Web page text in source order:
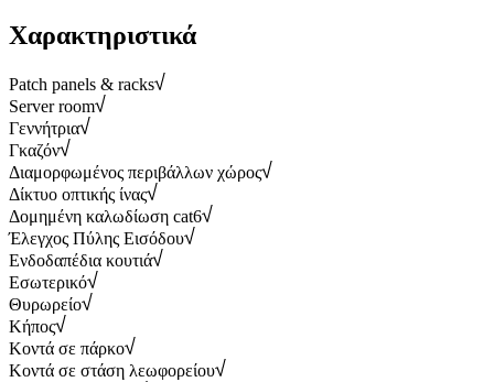
Χαρακτηριστικά
Patch panels & racks
Server room
Γεννήτρια
Γκαζόν
Διαμορφωμένος περιβάλλων χώρος
Δίκτυο οπτικής ίνας
Δομημένη καλωδίωση cat6
Έλεγχος Πύλης Εισόδου
Ενδοδαπέδια κουτιά
Εσωτερικό
Θυρωρείο
Κήπος
Κοντά σε πάρκο
Κοντά σε στάση λεωφορείου